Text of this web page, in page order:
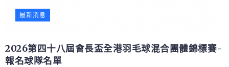
最新消息
2026第四十八屆會長盃全港羽毛球混合團體錦標賽-
報名球隊名單